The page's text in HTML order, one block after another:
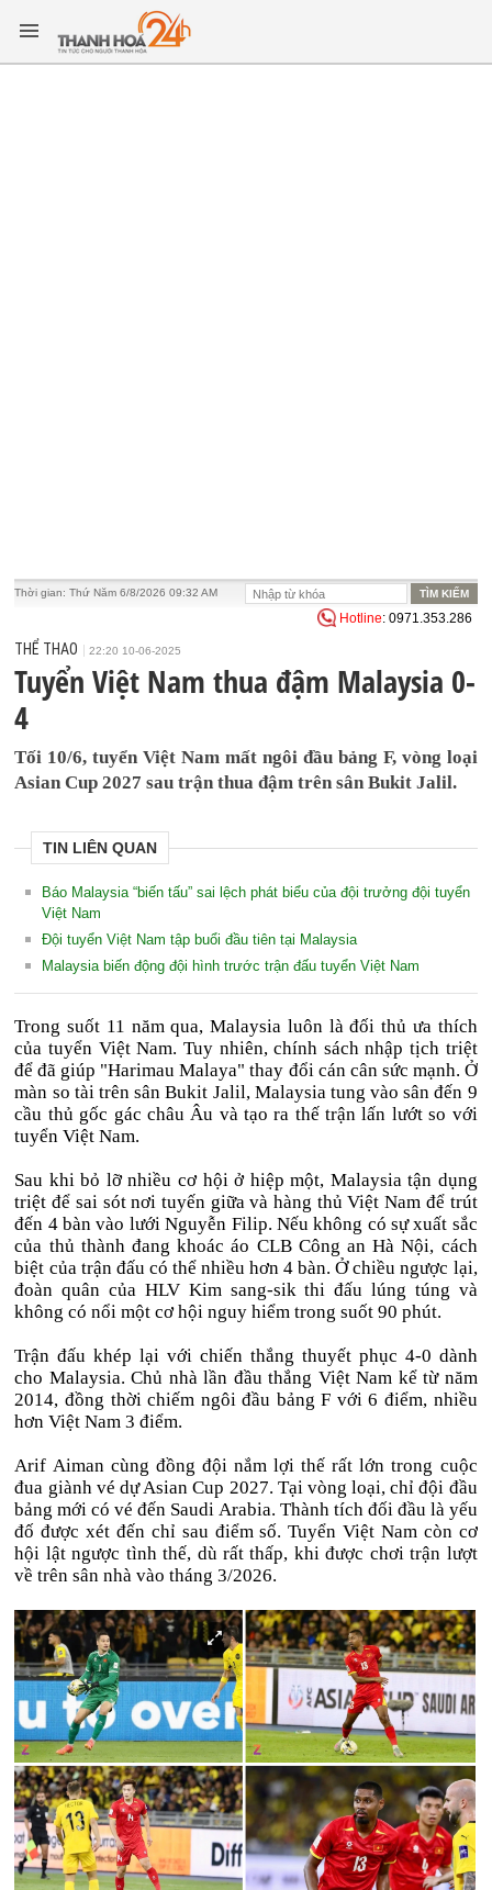
Thời gian:Thứ Năm 6/8/2026 09:32 AM
Hotline: 0971.353.286
THỂ THAO 22:20 10-06-2025
Tuyển Việt Nam thua đậm Malaysia 0-
4
Tối 10/6, tuyển Việt Nam mất ngôi đầu bảng F, vòng loại
Asian Cup 2027 sau trận thua đậm trên sân Bukit Jalil.
TIN LIÊN QUAN
Báo Malaysia “biến tấu” sai lệch phát biểu của đội trưởng đội tuyển
Việt Nam
Đội tuyển Việt Nam tập buổi đầu tiên tại Malaysia
Malaysia biến động đội hình trước trận đấu tuyển Việt Nam
Trong suốt 11 năm qua, Malaysia luôn là đối thủ ưa thích
của tuyển Việt Nam. Tuy nhiên, chính sách nhập tịch triệt
để đã giúp "Harimau Malaya" thay đổi cán cân sức mạnh. Ở
màn so tài trên sân Bukit Jalil, Malaysia tung vào sân đến 9
cầu thủ gốc gác châu Âu và tạo ra thế trận lấn lướt so với
tuyển Việt Nam.
Sau khi bỏ lỡ nhiều cơ hội ở hiệp một, Malaysia tận dụng
triệt để sai sót nơi tuyến giữa và hàng thủ Việt Nam để trút
đến 4 bàn vào lưới Nguyễn Filip. Nếu không có sự xuất sắc
của thủ thành đang khoác áo CLB Công an Hà Nội, cách
biệt của trận đấu có thể nhiều hơn 4 bàn. Ở chiều ngược lại,
đoàn quân của HLV Kim sang-sik thi đấu lúng túng và
không có nổi một cơ hội nguy hiểm trong suốt 90 phút.
Trận đấu khép lại với chiến thắng thuyết phục 4-0 dành
cho Malaysia. Chủ nhà lần đầu thắng Việt Nam kể từ năm
2014, đồng thời chiếm ngôi đầu bảng F với 6 điểm, nhiều
hơn Việt Nam 3 điểm.
Arif Aiman cùng đồng đội nắm lợi thế rất lớn trong cuộc
đua giành vé dự Asian Cup 2027. Tại vòng loại, chỉ đội đầu
bảng mới có vé đến Saudi Arabia. Thành tích đối đầu là yếu
đố được xét đến chỉ sau điểm số. Tuyển Việt Nam còn cơ
hội lật ngược tình thế, dù rất thấp, khi được chơi trận lượt
về trên sân nhà vào tháng 3/2026.